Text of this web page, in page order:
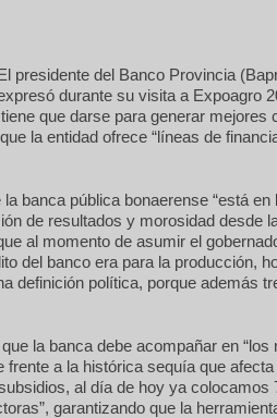
presidente del Banco Provincia
durante su visita a Expoagro
que darse para generar mejores
la entidad ofrece “líneas de
banca pública bonaerense “está
de resultados y morosidad desde
al momento de asumir el
del banco era para la producción,
definición política, porque además
la banca debe acompañar en “los
frente a la histórica sequía que
al día de hoy ya
garantizando que la